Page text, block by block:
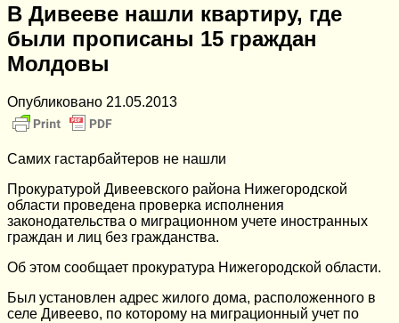
В Дивееве нашли квартиру, где
были прописаны 15 граждан
Молдовы
Опубликовано 21.05.2013
Самих гастарбайтеров не нашли
Прокуратурой Дивеевского района Нижегородской
области проведена проверка исполнения
законодательства о миграционном учете иностранных
граждан и лиц без гражданства.
Об этом сообщает прокуратура Нижегородской области.
Был установлен адрес жилого дома, расположенного в
селе Дивеево, по которому на миграционный учет по